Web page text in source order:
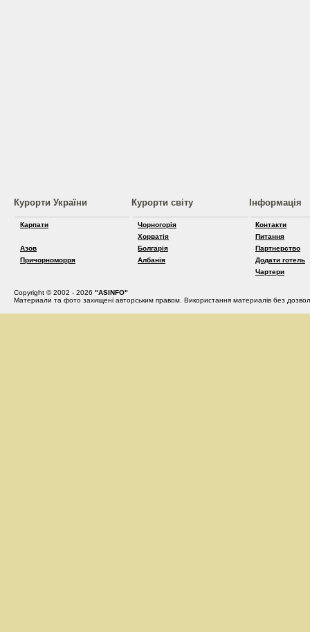
Курорти України
Карпати
Азов
Причорноморря
Курорти світу
Чорногорія
Хорватія
Болгарія
Албанія
Інформація
Контакти
Питання
Партнерство
Додати готель
Чартери
Copyright © 2002 - 2026 "ASINFO"
Материали та фото захищені авторським правом. Використання материалів без